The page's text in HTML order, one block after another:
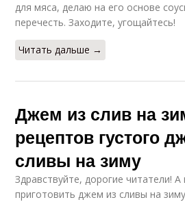
для мяса, делаю на его основе
перечесть. Заходите, угощайтесь!
Читать дальше →
Джем из слив на
рецептов густого
сливы на зиму
Здравствуйте, дорогие читатели! А
приготовить джем из сливы на